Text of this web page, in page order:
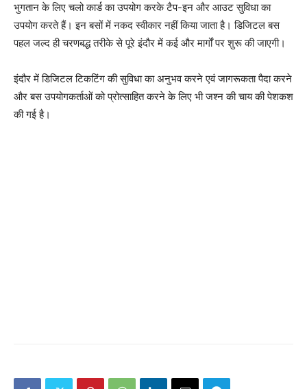
भुगतान के लिए चलो कार्ड का उपयोग करके टैप-इन और आउट सुविधा का
उपयोग करते हैं। इन बसों में नकद स्वीकार नहीं किया जाता है। डिजिटल बस
पहल जल्द ही चरणबद्ध तरीके से पूरे इंदौर में कई और मार्गों पर शुरू की जाएगी।
इंदौर में डिजिटल टिकटिंग की सुविधा का अनुभव करने एवं जागरूकता पैदा करने
और बस उपयोगकर्ताओं को प्रोत्साहित करने के लिए भी जश्न की चाय की पेशकश
की गई है।